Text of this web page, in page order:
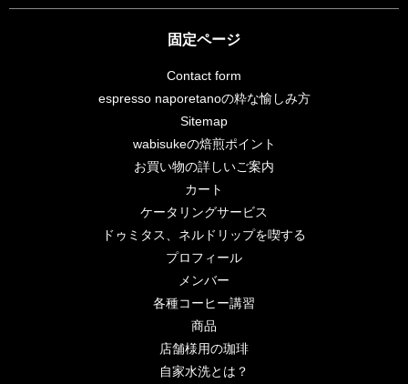
固定ページ
Contact form
espresso naporetanoの粋な愉しみ方
Sitemap
wabisukeの焙煎ポイント
お買い物の詳しいご案内
カート
ケータリングサービス
ドゥミタス、ネルドリップを喫する
プロフィール
メンバー
各種コーヒー講習
商品
店舗様用の珈琲
自家水洗とは？